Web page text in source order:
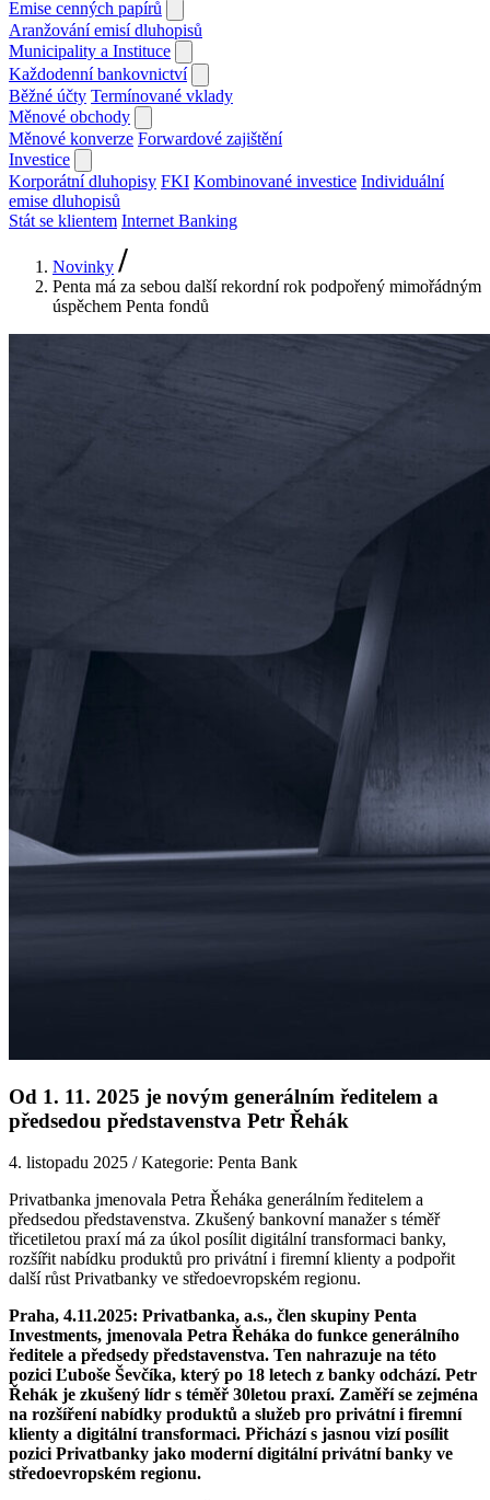
Emise cenných papírů
Aranžování emisí dluhopisů
Municipality a Instituce
Každodenní bankovnictví
Běžné účty Termínované vklady
Měnové obchody
Měnové konverze Forwardové zajištění
Investice
Korporátní dluhopisy FKI Kombinované investice Individuální
emise dluhopisů
Stát se klientem Internet Banking
Novinky
Penta má za sebou další rekordní rok podpořený mimořádným
úspěchem Penta fondů
Od 1. 11. 2025 je novým generálním ředitelem a
předsedou představenstva Petr Řehák
4. listopadu 2025 / Kategorie: Penta Bank
Privatbanka jmenovala Petra Řeháka generálním ředitelem a
předsedou představenstva. Zkušený bankovní manažer s téměř
třicetiletou praxí má za úkol posílit digitální transformaci banky,
rozšířit nabídku produktů pro privátní i firemní klienty a podpořit
další růst Privatbanky ve středoevropském regionu.
Praha, 4.11.2025: Privatbanka, a.s., člen skupiny Penta
Investments, jmenovala Petra Řeháka do funkce generálního
ředitele a předsedy představenstva. Ten nahrazuje na této
pozici Ľuboše Ševčíka, který po 18 letech z banky odchází. Petr
Řehák je zkušený lídr s téměř 30letou praxí. Zaměří se zejména
na rozšíření nabídky produktů a služeb pro privátní i firemní
klienty a digitální transformaci. Přichází s jasnou vizí posílit
pozici Privatbanky jako moderní digitální privátní banky ve
středoevropském regionu.